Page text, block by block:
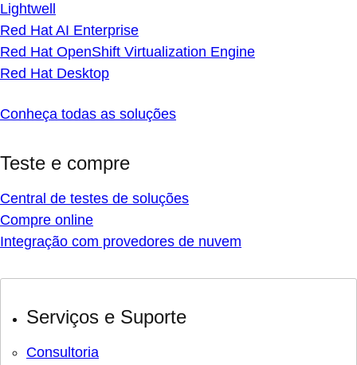
Lightwell
Red Hat AI Enterprise
Red Hat OpenShift Virtualization Engine
Red Hat Desktop
Conheça todas as soluções
Teste e compre
Central de testes de soluções
Compre online
Integração com provedores de nuvem
Serviços e Suporte
Consultoria